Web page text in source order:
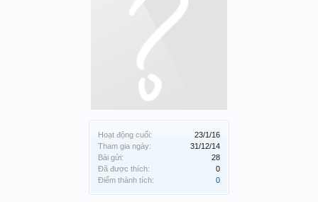
Hoạt động cuối:
23/1/16
Tham gia ngày:
31/12/14
Bài gửi:
28
Đã được thích:
0
Điểm thành tích:
0